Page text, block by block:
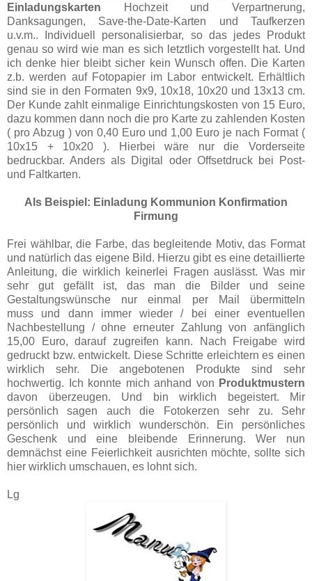
Einladungskarten Hochzeit und Verpartnerung,
Danksagungen, Save-the-Date-Karten und Taufkerzen
u.v.m.. Individuell personalisierbar, so das jedes Produkt
genau so wird wie man es sich letztlich vorgestellt hat. Und
ich denke hier bleibt sicher kein Wunsch offen. Die Karten
z.b. werden auf Fotopapier im Labor entwickelt. Erhältlich
sind sie in den Formaten 9x9, 10x18, 10x20 und 13x13 cm.
Der Kunde zahlt einmalige Einrichtungskosten von 15 Euro,
dazu kommen dann noch die pro Karte zu zahlenden Kosten
( pro Abzug ) von 0,40 Euro und 1,00 Euro je nach Format (
10x15 + 10x20 ). Hierbei wäre nur die Vorderseite
bedruckbar. Anders als Digital oder Offsetdruck bei Post-
und Faltkarten.
Als Beispiel: Einladung Kommunion Konfirmation
Firmung
Frei wählbar, die Farbe, das begleitende Motiv, das Format
und natürlich das eigene Bild. Hierzu gibt es eine detaillierte
Anleitung, die wirklich keinerlei Fragen auslässt. Was mir
sehr gut gefällt ist, das man die Bilder und seine
Gestaltungswünsche nur einmal per Mail übermitteln
muss und dann immer wieder / bei einer eventuellen
Nachbestellung / ohne erneuter Zahlung von anfänglich
15,00 Euro, darauf zugreifen kann. Nach Freigabe wird
gedruckt bzw. entwickelt. Diese Schritte erleichtern es einen
wirklich sehr. Die angebotenen Produkte sind sehr
hochwertig. Ich konnte mich anhand von Produktmustern
davon überzeugen. Und bin wirklich begeistert. Mir
persönlich sagen auch die Fotokerzen sehr zu. Sehr
persönlich und wirklich wunderschön. Ein persönliches
Geschenk und eine bleibende Erinnerung. Wer nun
demnächst eine Feierlichkeit ausrichten möchte, sollte sich
hier wirklich umschauen, es lohnt sich.
Lg